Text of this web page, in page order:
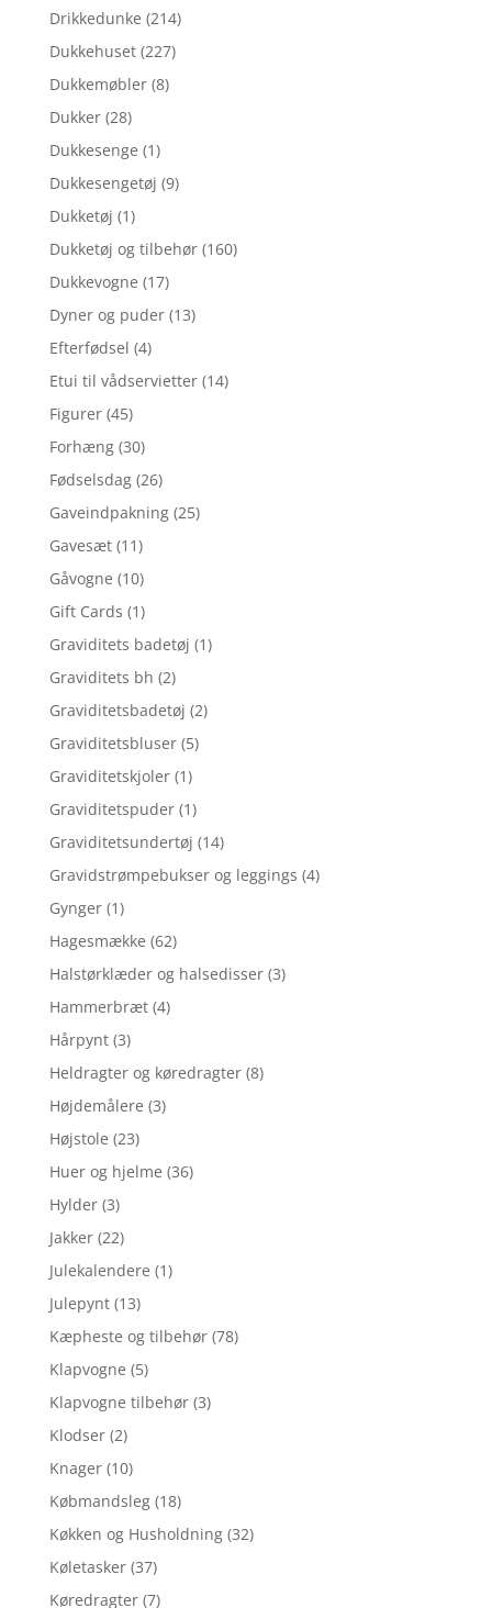
Drikkedunke (214)
Dukkehuset (227)
Dukkemøbler (8)
Dukker (28)
Dukkesenge (1)
Dukkesengetøj (9)
Dukketøj (1)
Dukketøj og tilbehør (160)
Dukkevogne (17)
Dyner og puder (13)
Efterfødsel (4)
Etui til vådservietter (14)
Figurer (45)
Forhæng (30)
Fødselsdag (26)
Gaveindpakning (25)
Gavesæt (11)
Gåvogne (10)
Gift Cards (1)
Graviditets badetøj (1)
Graviditets bh (2)
Graviditetsbadetøj (2)
Graviditetsbluser (5)
Graviditetskjoler (1)
Graviditetspuder (1)
Graviditetsundertøj (14)
Gravidstrømpebukser og leggings (4)
Gynger (1)
Hagesmække (62)
Halstørklæder og halsedisser (3)
Hammerbræt (4)
Hårpynt (3)
Heldragter og køredragter (8)
Højdemålere (3)
Højstole (23)
Huer og hjelme (36)
Hylder (3)
Jakker (22)
Julekalendere (1)
Julepynt (13)
Kæpheste og tilbehør (78)
Klapvogne (5)
Klapvogne tilbehør (3)
Klodser (2)
Knager (10)
Købmandsleg (18)
Køkken og Husholdning (32)
Køletasker (37)
Køredragter (7)